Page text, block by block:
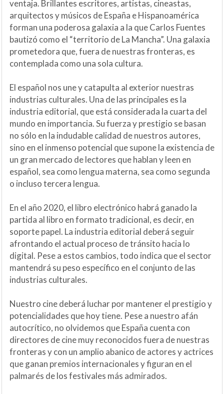
ventaja. Brillantes escritores, artistas, cineastas,
arquitectos y músicos de España e Hispanoamérica
forman una poderosa galaxia a la que Carlos Fuentes
bautizó como el “territorio de La Mancha”. Una galaxia
prometedora que, fuera de nuestras fronteras, es
contemplada como una sola cultura.
El español nos une y catapulta al exterior nuestras
industrias culturales. Una de las principales es la
industria editorial, que está considerada la cuarta del
mundo en importancia. Su fuerza y prestigio se basan
no sólo en la indudable calidad de nuestros autores,
sino en el inmenso potencial que supone la existencia de
un gran mercado de lectores que hablan y leen en
español, sea como lengua materna, sea como segunda
o incluso tercera lengua.
En el año 2020, el libro electrónico habrá ganado la
partida al libro en formato tradicional, es decir, en
soporte papel. La industria editorial deberá seguir
afrontando el actual proceso de tránsito hacia lo
digital. Pese a estos cambios, todo indica que el sector
mantendrá su peso específico en el conjunto de las
industrias culturales.
Nuestro cine deberá luchar por mantener el prestigio y
potencialidades que hoy tiene. Pese a nuestro afán
autocrítico, no olvidemos que España cuenta con
directores de cine muy reconocidos fuera de nuestras
fronteras y con un amplio abanico de actores y actrices
que ganan premios internacionales y figuran en el
palmarés de los festivales más admirados.